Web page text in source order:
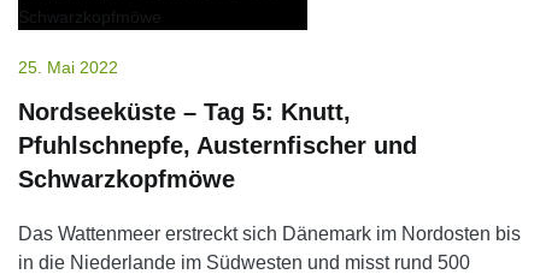
25. Mai 2022
Nordseeküste – Tag 5: Knutt,
Pfuhlschnepfe, Austernfischer und
Schwarzkopfmöwe
Das Wattenmeer erstreckt sich Dänemark im Nordosten bis
in die Niederlande im Südwesten und misst rund 500